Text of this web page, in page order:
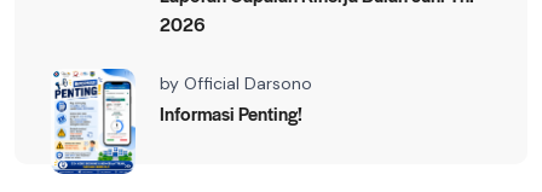
2026
by Official Darsono
Informasi Penting!